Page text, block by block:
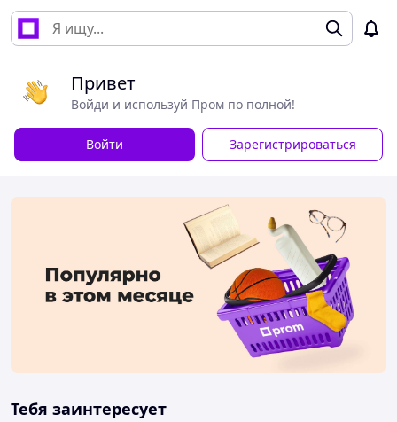
Привет
Войди и используй Пром по полной!
Войти Зарегистрироваться
Тебя заинтересует